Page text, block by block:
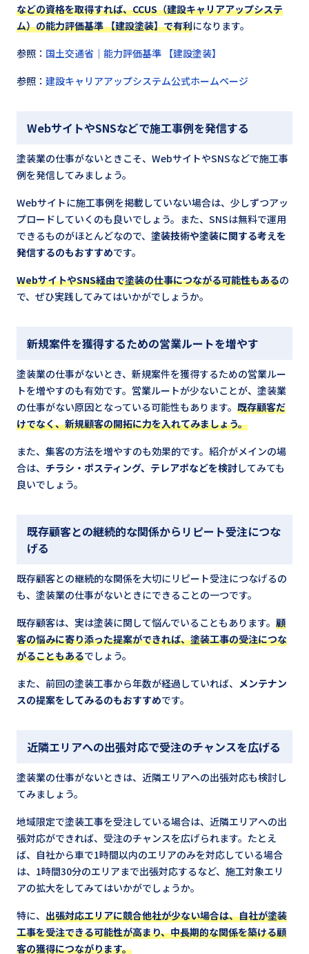
などの資格を取得すれば、CCUS（建設キャリアアップシステ
ム）の能力評価基準 【建設塗装】で有利になります。
参照： 国土交通省｜能力評価基準 【建設塗装】
参照： 建設キャリアアップシステム公式ホームページ
WebサイトやSNSなどで施工事例を発信する
塗装業の仕事がないときこそ、WebサイトやSNSなどで施工事
例を発信してみましょう。
Webサイトに施工事例を掲載していない場合は、少しずつアッ
プロードしていくのも良いでしょう。また、SNSは無料で運用
できるものがほとんどなので、 塗装技術や塗装に関する考えを
発信するのもおすすめです。
WebサイトやSNS経由で塗装の仕事につながる可能性もあるの
で、ぜひ実践してみてはいかがでしょうか。
新規案件を獲得するための営業ルートを増やす
塗装業の仕事がないとき、新規案件を獲得するための営業ルー
トを増やすのも有効です。営業ルートが少ないことが、塗装業
の仕事がない原因となっている可能性もあります。 既存顧客だ
けでなく、新規顧客の開拓に力を入れてみましょう。
また、集客の方法を増やすのも効果的です。紹介がメインの場
合は、 チラシ・ポスティング、テレアポなどを検討してみても
良いでしょう。
既存顧客との継続的な関係からリピート受注につな
げる
既存顧客との継続的な関係を大切にリピート受注につなげるの
も、塗装業の仕事がないときにできることの一つです。
既存顧客は、実は塗装に関して悩んでいることもあります。 顧
客の悩みに寄り添った提案ができれば、塗装工事の受注につな
がることもあるでしょう。
また、前回の塗装工事から年数が経過していれば、 メンテナン
スの提案をしてみるのもおすすめです。
近隣エリアへの出張対応で受注のチャンスを広げる
塗装業の仕事がないときは、近隣エリアへの出張対応も検討し
てみましょう。
地域限定で塗装工事を受注している場合は、近隣エリアへの出
張対応ができれば、受注のチャンスを広げられます。たとえ
ば、自社から車で1時間以内のエリアのみを対応している場合
は、1時間30分のエリアまで出張対応するなど、施工対象エリ
アの拡大をしてみてはいかがでしょうか。
特に、 出張対応エリアに競合他社が少ない場合は、自社が塗装
工事を受注できる可能性が高まり、中長期的な関係を築ける顧
客の獲得につながります。